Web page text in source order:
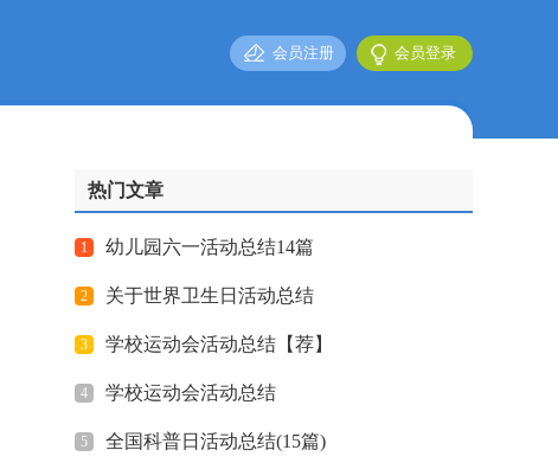
会员登录
会员注册
热门文章
1 幼儿园六一活动总结14篇
2 关于世界卫生日活动总结
3 学校运动会活动总结【荐】
4 学校运动会活动总结
5 全国科普日活动总结(15篇)